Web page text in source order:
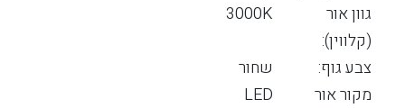
גוון אור
(קלווין):
3000K
צבע גוף:
שחור
מקור אור
LED